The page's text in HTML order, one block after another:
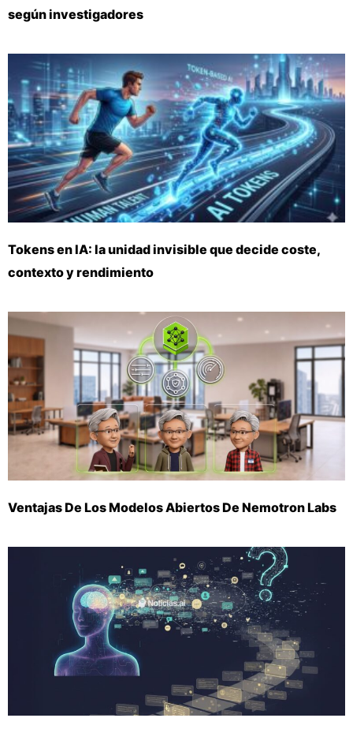
según investigadores
Tokens en IA: la unidad invisible que decide coste,
contexto y rendimiento
Ventajas De Los Modelos Abiertos De Nemotron Labs